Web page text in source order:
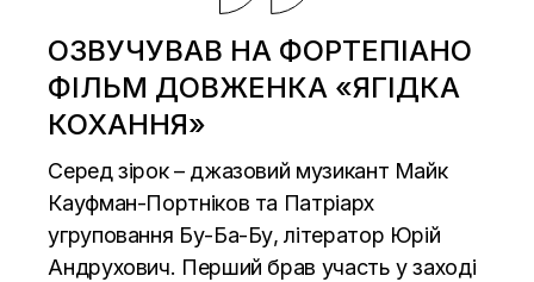
ОЗВУЧУВАВ НА ФОРТЕПІАНО
ФІЛЬМ ДОВЖЕНКА «ЯГІДКА
КОХАННЯ»
Серед зірок – джазовий музикант Майк
Кауфман-Портніков та Патріарх
угруповання Бу-Ба-Бу, літератор Юрій
Андрухович. Перший брав участь у заході